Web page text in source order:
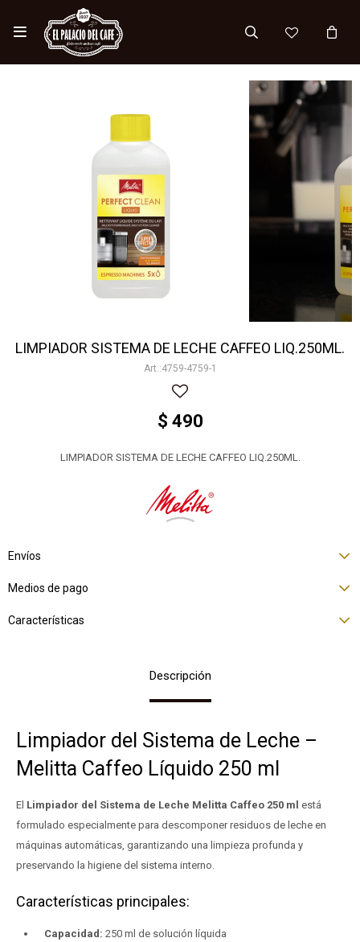

LIMPIADOR SISTEMA DE LECHE CAFFEO LIQ.250ML.
4759-4759-1
$ 490
LIMPIADOR SISTEMA DE LECHE CAFFEO LIQ.250ML.
Envíos
Medios de pago
Características
Descripción
Limpiador del Sistema de Leche –
Melitta Caffeo Líquido 250 ml
El Limpiador del Sistema de Leche Melitta Caffeo 250 ml está
formulado especialmente para descomponer residuos de leche en
máquinas automáticas, garantizando una limpieza profunda y
preservando la higiene del sistema interno.
Características principales:
Capacidad: 250 ml de solución líquida